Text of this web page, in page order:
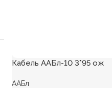
Кабель ААБл-10 3*95 ож
ААБл